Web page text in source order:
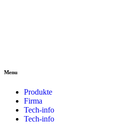
Menu
Produkte
Firma
Tech-info
Tech-info